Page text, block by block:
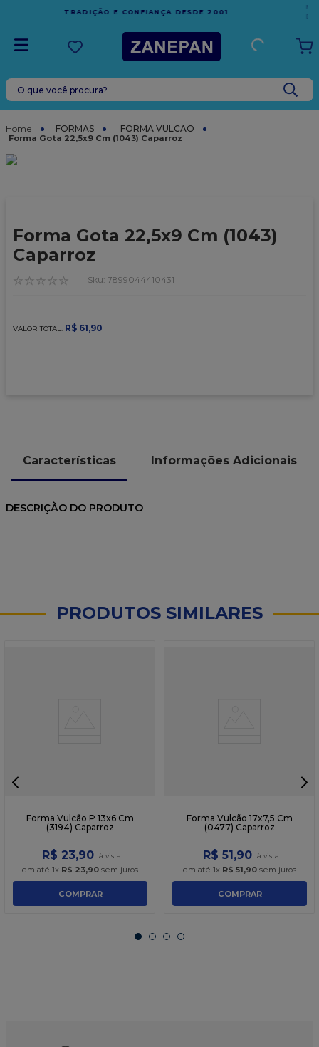
FRETE GRÁTIS
EM COMPRAS ACIMA DE R$1.000,00 PARA O
ESPÍRITO SANTO
O que você procura?
FORMAS FORMA VULCAO
Forma Gota 22,5x9 Cm (1043) Caparroz
Forma Gota 22,5x9 Cm (1043)
Caparroz
☆ ☆ ☆ ☆ ☆ : 7899044410431
VALOR TOTAL: R$ 61,90
Características Informações Adicionais
DESCRIÇÃO DO PRODUTO
PRODUTOS SIMILARES
Forma Vulcão P 13x6 Cm
(3194) Caparroz
R$ 23,90
em até 1x R$ 23,90 sem juros
COMPRAR
Forma Vulcão 17x7,5 Cm
(0477) Caparroz
R$ 51 ,90
em até 1x R$ 51,90 sem juros
COMPRAR
TERMOS MAIS BUSCADOS
caixa
6
caixa kraft